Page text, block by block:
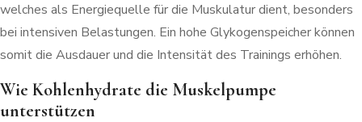
welches als Energiequelle für die Muskulatur dient, besonders
bei intensiven Belastungen. Ein hohe Glykogenspeicher können
somit die Ausdauer und die Intensität des Trainings erhöhen.
Wie Kohlenhydrate die Muskelpumpe
unterstützen